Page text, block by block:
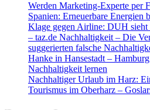
Werden Marketing-Experte per
Spanien: Erneuerbare Energien
Klage gegen Airline: DUH sieht
– taz.de Nachhaltigkeit – Die
suggerierten falsche
Hanke in Hansestadt –
Nachhaltigkeit lernen
Nachhaltiger Urlaub im Harz:
Tourismus im Oberharz –